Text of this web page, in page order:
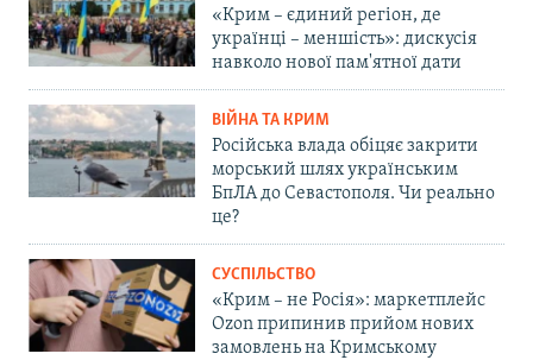
«Крим – єдиний регіон, де
українці – меншість»: дискусія
навколо нової пам'ятної дати
ВІЙНА ТА КРИМ
Російська влада обіцяє закрити
морський шлях українським
БпЛА до Севастополя. Чи реально
це?
СУСПІЛЬСТВО
«Крим – не Росія»: маркетплейс
Ozon припинив прийом нових
замовлень на Кримському